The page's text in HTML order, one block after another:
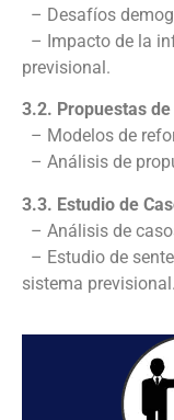
– Desafíos
– Impacto de la
previsional.
3.2. Propuestas
– Modelos de
– Análisis de
3.3. Estudio de
– Análisis de
– Estudio de
sistema previsional.